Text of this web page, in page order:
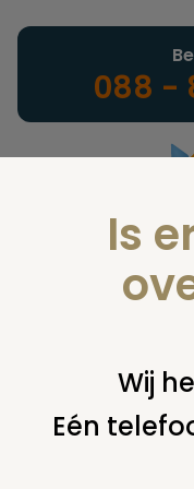
088 -
U bent hier: home
Is
Wij
Eén